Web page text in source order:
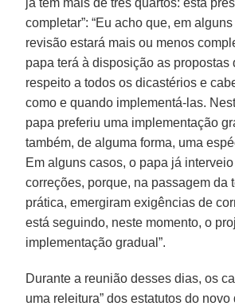
completar”: “Eu acho que, em
revisão estará mais ou menos
papa terá à disposição as propostas
respeito a todos os dicastérios e
como e quando implementá-las.
papa preferiu uma implementação
também, de alguma forma, uma
Em alguns casos, o papa já
correções, porque, na passagem da
prática, emergiram exigências de
está seguindo, neste momento, o
implementação gradual”.
Durante a reunião desses dias, os
uma releitura” dos estatutos do